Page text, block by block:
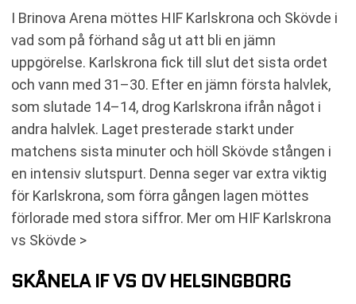
I Brinova Arena möttes HIF Karlskrona och Skövde i
vad som på förhand såg ut att bli en jämn
uppgörelse. Karlskrona fick till slut det sista ordet
och vann med 31–30. Efter en jämn första halvlek,
som slutade 14–14, drog Karlskrona ifrån något i
andra halvlek. Laget presterade starkt under
matchens sista minuter och höll Skövde stången i
en intensiv slutspurt. Denna seger var extra viktig
för Karlskrona, som förra gången lagen möttes
förlorade med stora siffror. Mer om HIF Karlskrona
vs Skövde >
SKÅNELA IF VS OV HELSINGBORG